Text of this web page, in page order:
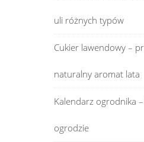
uli różnych typów
Cukier lawendowy –
naturalny aromat lata
Kalendarz ogrodnika
ogrodzie